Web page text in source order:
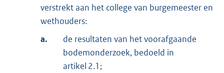
verstrekt aan het college van burgemeester en
wethouders:
a.
de resultaten van het voorafgaande
bodemonderzoek, bedoeld in
artikel 2.1;